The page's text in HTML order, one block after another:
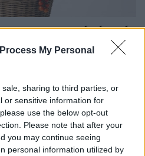
My Personal
sharing to third parties, or
or sensitive information for
use the below opt-out
Please note that after your
you may continue seeing
personal information utilized by
NYITJA ÚJ ÉVADÁT
koncerttel szeptember 7-én
Szólj hozzá!